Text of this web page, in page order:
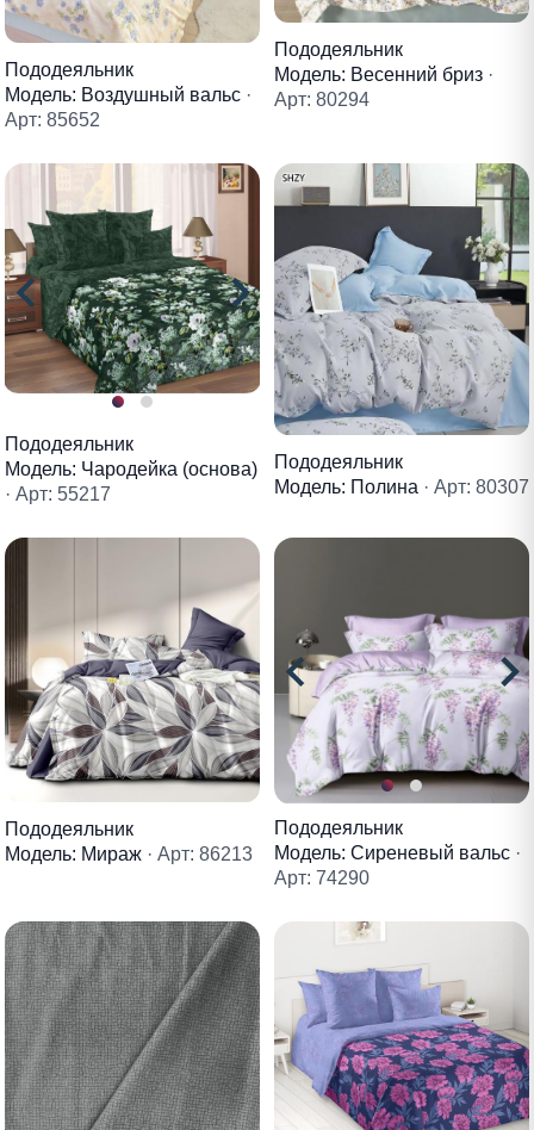
Пододеяльник
Модель: Воздушный вальс ·
Арт: 85652
Пододеяльник
Модель: Весенний бриз ·
Арт: 80294
Пододеяльник
Модель: Чародейка (основа)
· Арт: 55217
Пододеяльник
Модель: Полина · Арт: 80307
Пододеяльник
Модель: Мираж · Арт: 86213
Пододеяльник
Модель: Сиреневый вальс ·
Арт: 74290